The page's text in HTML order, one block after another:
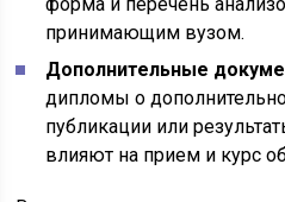
принимающим вузом.
Дополнительные
дипломы о
публикации или
влияют на прием и курс